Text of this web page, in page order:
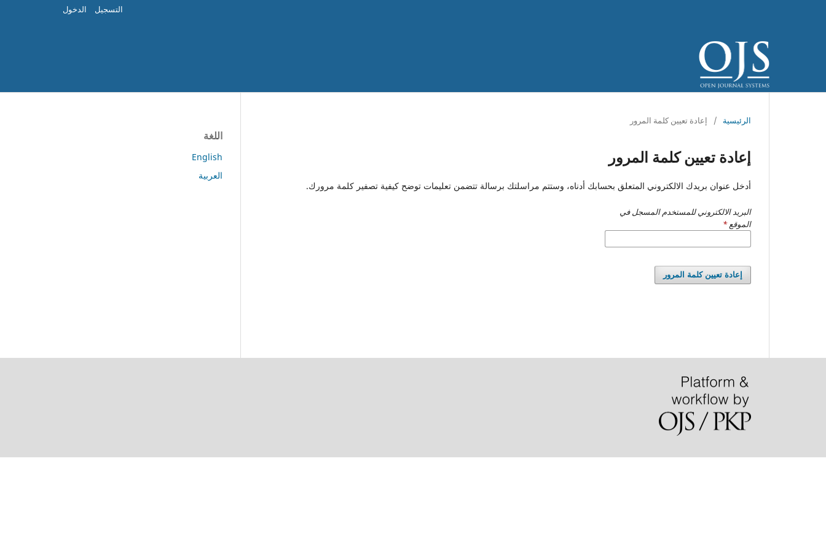
التسجيل الدخول
الرئيسية / إعادة تعيين كلمة المرور
إعادة تعيين كلمة المرور
أدخل عنوان بريدك الالكتروني المتعلق بحسابك أدناه، وستتم مراسلتك برسالة تتضمن تعليمات توضح كيفية تصفير كلمة مرورك.
البريد الالكتروني للمستخدم المسجل في
الموقع*
إعادة تعيين كلمة المرور
اللغة
English
العربية